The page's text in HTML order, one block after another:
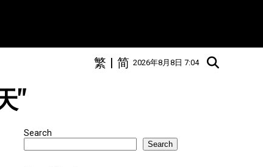
2026年8月8日 7:04
简
|
繁
"
Search
Search